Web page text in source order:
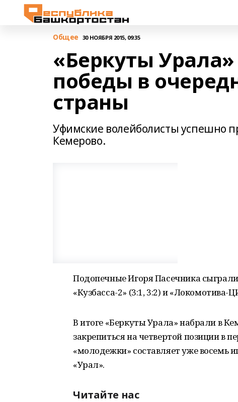
Общее 30 НОЯБРЯ 2015, 09:35
«Беркуты
победы в
страны
Уфимские волейболисты успешно
Кемерово.
Подопечные Игоря Пасечника сыграли
«Кузбасса-2» (3:1, 3:2) и «Локомотива-
В итоге «Беркуты Урала» набрали в
закрепиться на четвертой позиции в
«молодежки» составляет уже восемь
«Урал».
Читайте нас